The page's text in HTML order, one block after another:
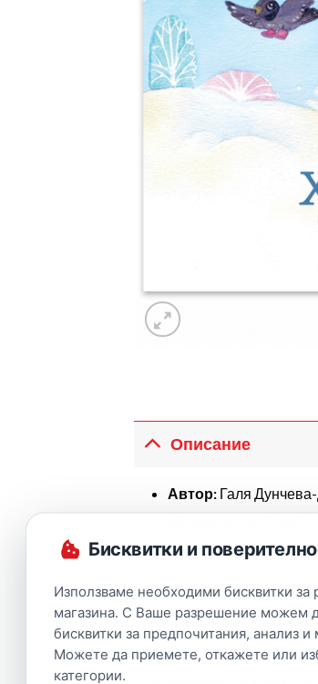
Описание
Автор:Галя
ISBN:9786197636512
Година на издаване:
Корица:твърда
Страници:16
Бисквитки и
Използваме необходими бисквитки за
магазина. С Ваше разрешение можем
бисквитки за предпочитания, анализ и
Можете да приемете, откажете или
категории.